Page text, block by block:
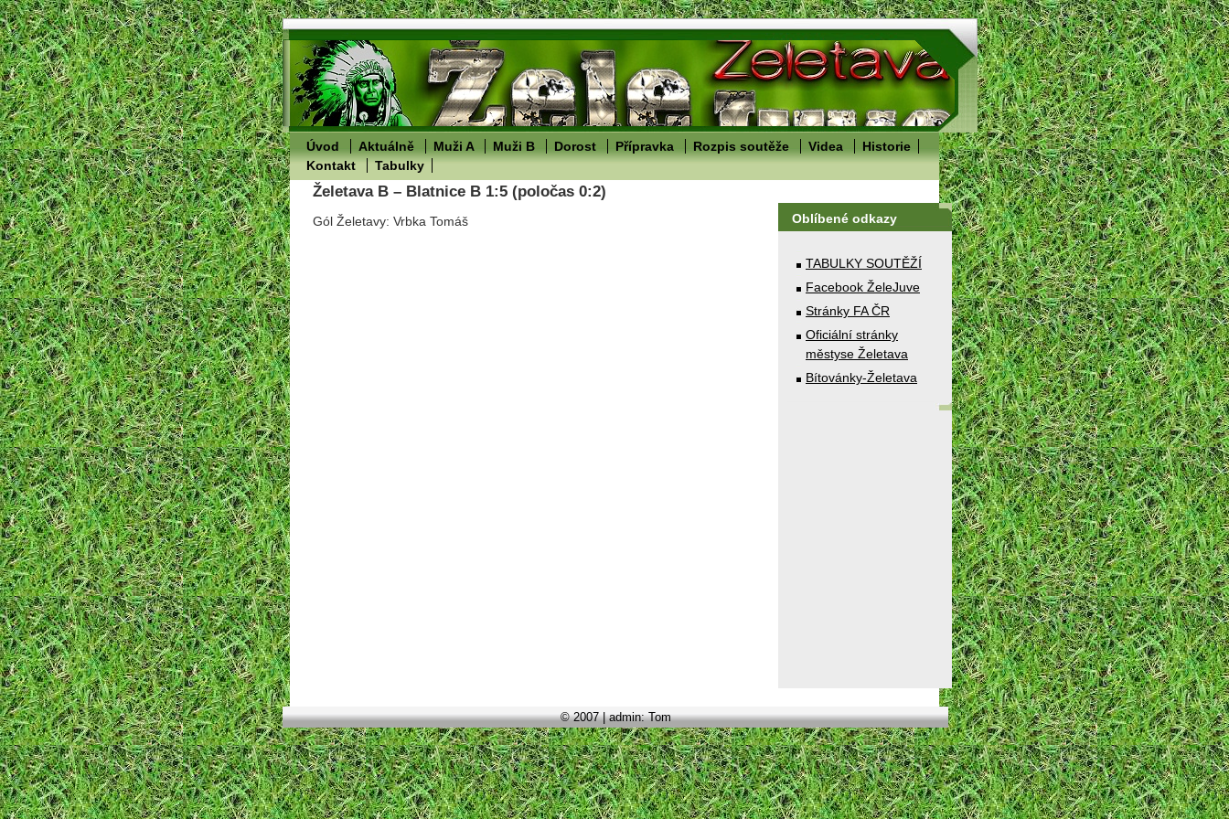
Úvod Aktuálně Muži A Muži B Dorost Přípravka Rozpis soutěže Videa
Historie
Kontakt
Tabulky
Oblíbené odkazy
TABULKY SOUTĚŽÍ
Facebook ŽeleJuve
Stránky FA ČR
Oficiální stránky
městyse Želetava
Bítovánky-Želetava
Želetava B – Blatnice B 1:5 (poločas 0:2)
Gól Želetavy: Vrbka Tomáš
© 2007 | admin: Tom